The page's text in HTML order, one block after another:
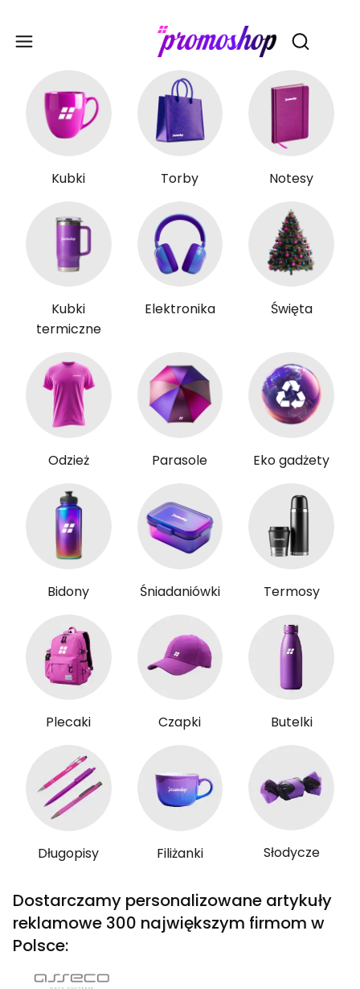
Otwórz
Kubki Torby Notesy
Kubki
termiczne
Elektronika Święta
Odzież Parasole Eko gadżety
Bidony Śniadaniówki Termosy
Plecaki Czapki Butelki
Długopisy Filiżanki Słodycze
Dostarczamy personalizowane artykuły
reklamowe 300 największym firmom w
Polsce: